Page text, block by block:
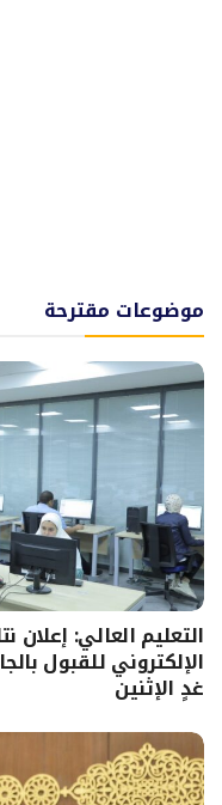
موضوعات مقترحة
التعليم العالي: إعلان
الإلكتروني للقبول
غدٍ الإثنين